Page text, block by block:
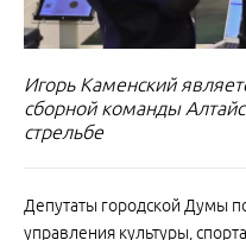
Игорь Каменский
сборной команды
стрельбе
Депутаты городской Думы
управления культуры,